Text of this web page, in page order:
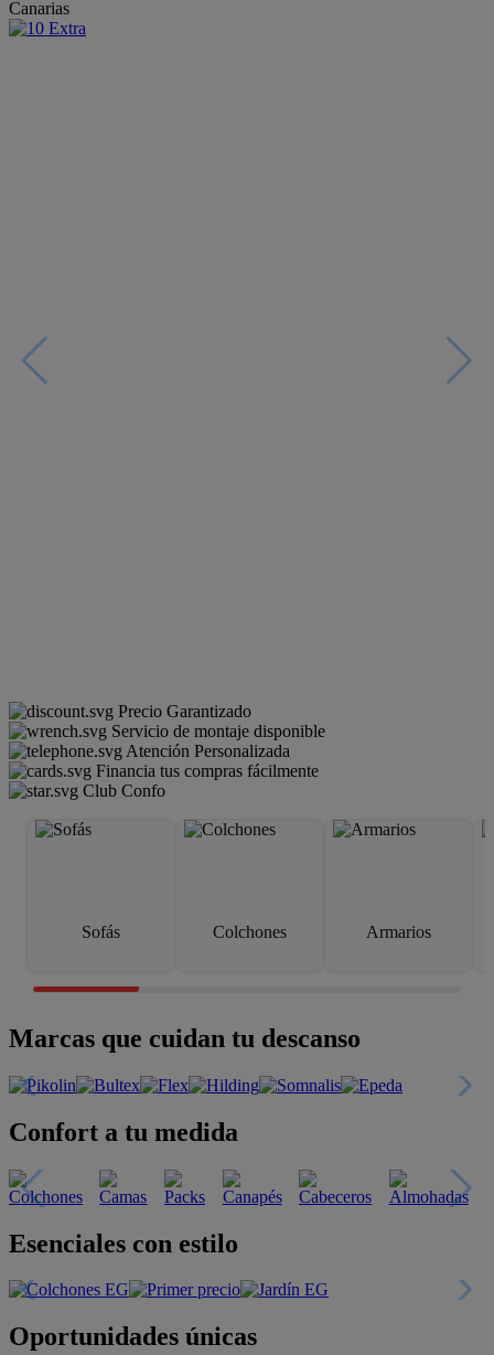
Canarias
Precio Garantizado
Servicio de montaje disponible
Atención Personalizada
Financia tus compras fácilmente
Club Confo
Sofás Colchones Armarios
Marcas que cuidan tu descanso
Confort a tu medida
Esenciales con estilo
Oportunidades únicas